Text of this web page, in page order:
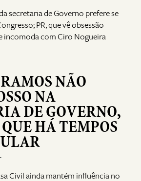
secretaria de Governo prefere se
PR, que vê obsessão
incomoda com Ciro Nogueira
NÃO
NA
DE GOVERNO,
HÁ TEMPOS
Civil ainda mantém influência no